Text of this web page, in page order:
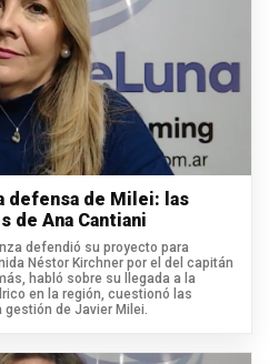
defensa de Milei: las
de Ana Cantiani
defendió su proyecto para
Néstor Kirchner por el del capitán
habló sobre su llegada a la
en la región, cuestionó las
de Javier Milei.